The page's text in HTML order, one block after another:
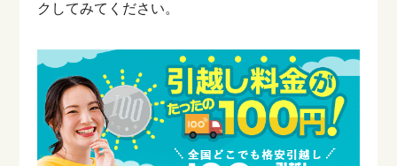
クしてみてください。